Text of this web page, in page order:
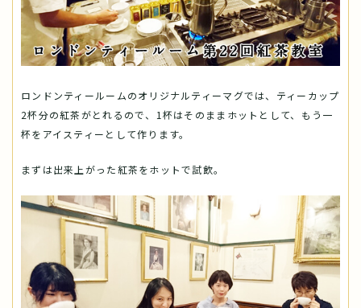
ロンドンティールームのオリジナルティーマグでは、ティーカップ
2杯分の紅茶がとれるので、1杯はそのままホットとして、もう一
杯をアイスティーとして作ります。
まずは出来上がった紅茶をホットで試飲。